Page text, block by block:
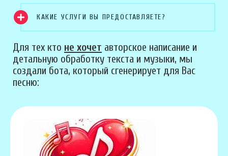
КАКИЕ УСЛУГИ ВЫ ПРЕДОСТАВЛЯЕТЕ?
Для тех кто не хочет авторское написание и
детальную обработку текста и музыки, мы
создали бота, который сгенерирует для Вас
песню: